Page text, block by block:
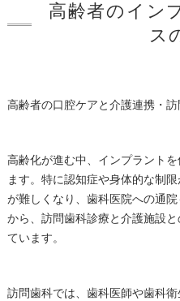
高齢者のイン
ス
高齢者の口腔ケアと介護連携・
高齢化が進む中、インプラント
ます。特に認知症や身体的な制
が難しくなり、歯科医院への通
から、訪問歯科診療と介護施設
ています。
訪問歯科では、歯科医師や歯科